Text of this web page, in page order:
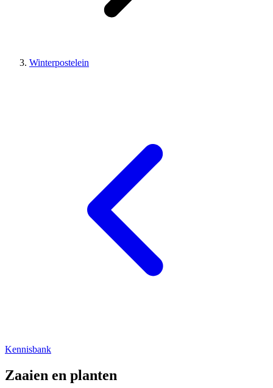
Winterpostelein
Kennisbank
Zaaien en planten